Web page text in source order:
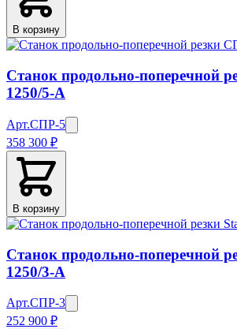
В корзину
Станок продольно-поперечной
1250/5-А
Арт.СПР-5
358 300 ₽
В корзину
Станок продольно-поперечной
1250/3-А
Арт.СПР-3
252 900 ₽